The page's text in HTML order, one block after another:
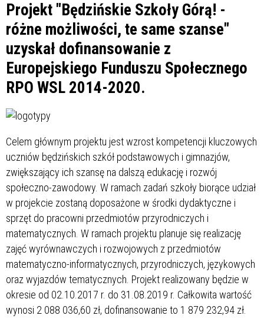
Projekt "Będzińskie Szkoły Górą! -
różne możliwości, te same szanse"
uzyskał dofinansowanie z
Europejskiego Funduszu Społecznego
RPO WSL 2014-2020.
Celem głównym projektu jest wzrost kompetencji kluczowych
uczniów będzińskich szkół podstawowych i gimnazjów,
zwiększający ich szansę na dalszą edukację i rozwój
społeczno-zawodowy. W ramach zadań szkoły biorące udział
w projekcie zostaną doposażone w środki dydaktyczne i
sprzęt do pracowni przedmiotów przyrodniczych i
matematycznych. W ramach projektu planuje się realizację
zajęć wyrównawczych i rozwojowych z przedmiotów
matematyczno-informatycznych, przyrodniczych, językowych
oraz wyjazdów tematycznych. Projekt realizowany będzie w
okresie od 02.10.2017 r. do 31.08.2019 r. Całkowita wartość
wynosi 2 088 036,60 zł, dofinansowanie to 1 879 232,94 zł.